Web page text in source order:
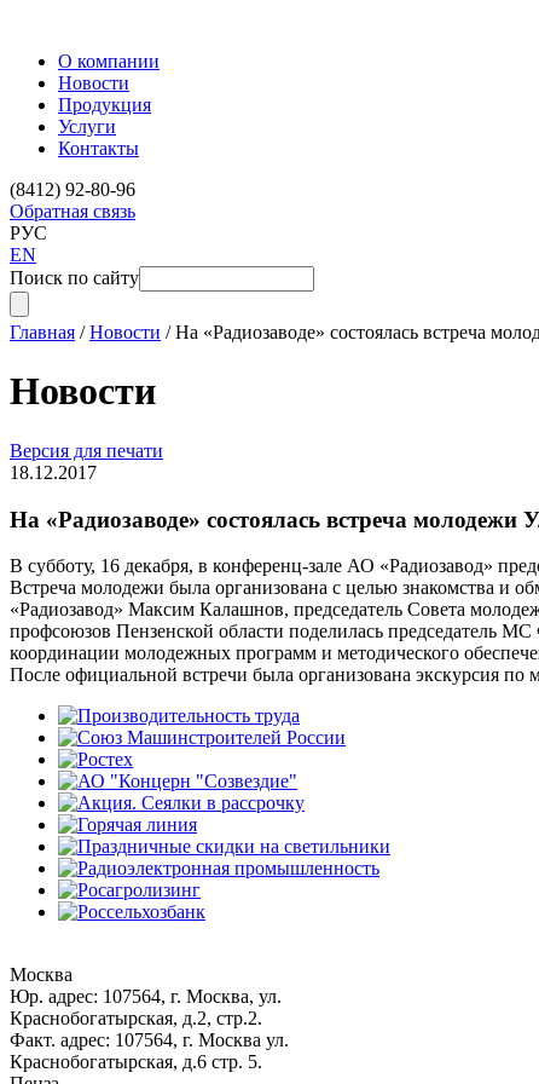
О компании
Новости
Продукция
Услуги
Контакты
(8412) 92-80-96
Обратная связь
РУС
EN
Поиск по сайту
Главная /Новости /На «Радиозаводе» состоялась встреча
Новости
Версия для печати
18.12.2017
На «Радиозаводе» состоялась встреча молодежи
В субботу, 16 декабря, в конференц-зале АО «Радиозавод»
Встреча молодежи была организована с целью знакомства и
«Радиозавод» Максим Калашнов, председатель Совета
профсоюзов Пензенской области поделилась председатель
координации молодежных программ и методического
После официальной встречи была организована экскурсия
Москва
Юр. адрес: 107564, г. Москва, ул.
Краснобогатырская, д.2, стр.2.
Факт. адрес: 107564, г. Москва ул.
Краснобогатырская, д.6 стр. 5.